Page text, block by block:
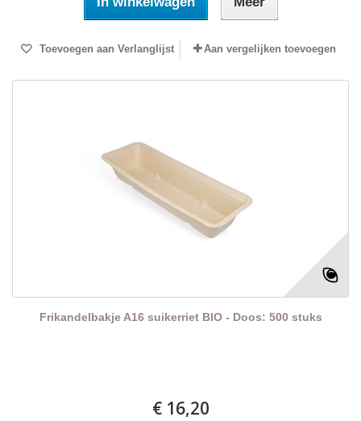
Toevoegen aan Verlanglijst Aan vergelijken toevoegen
Frikandelbakje A16 suikerriet BIO - Doos: 500 stuks
€ 16,20